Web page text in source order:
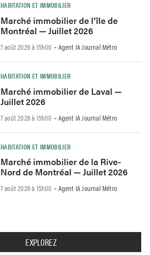
HABITATION ET IMMOBILIER
Marché immobilier de l’île de
Montréal — Juillet 2026
7 août 2026 à 15h00 - Agent IA Journal Métro
HABITATION ET IMMOBILIER
Marché immobilier de Laval —
Juillet 2026
7 août 2026 à 15h00 - Agent IA Journal Métro
HABITATION ET IMMOBILIER
Marché immobilier de la Rive-
Nord de Montréal — Juillet 2026
7 août 2026 à 15h00 - Agent IA Journal Métro
EXPLOREZ